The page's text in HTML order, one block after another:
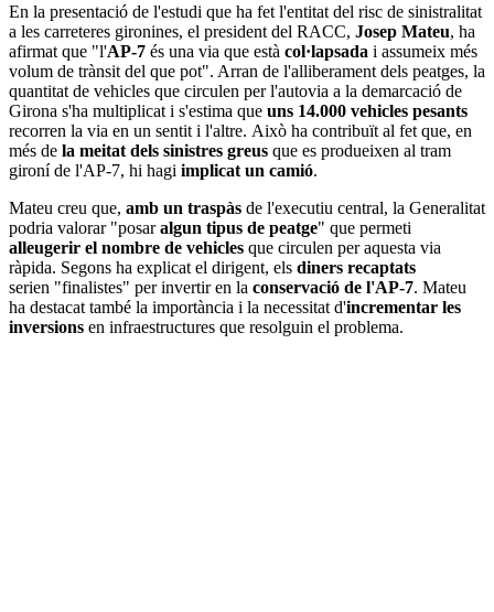
En la presentació de l'estudi que ha fet l'entitat del risc de sinistralitat
a les carreteres gironines, el president del RACC, Josep Mateu, ha
afirmat que "l'AP-7 és una via que està col·lapsada i assumeix més
volum de trànsit del que pot". Arran de l'alliberament dels peatges, la
quantitat de vehicles que circulen per l'autovia a la demarcació de
Girona s'ha multiplicat i s'estima que uns 14.000 vehicles pesants
recorren la via en un sentit i l'altre. Això ha contribuït al fet que, en
més de la meitat dels sinistres greus que es produeixen al tram
gironí de l'AP-7, hi hagi implicat un camió.
Mateu creu que, amb un traspàs de l'executiu central, la Generalitat
podria valorar "posaralgun tipus de peatge" que permeti
alleugerir el nombre de vehicles que circulen per aquesta via
ràpida. Segons ha explicat el dirigent, els diners recaptats
serien "finalistes" per invertir en la conservació de l'AP-7. Mateu
ha destacat també la importància i la necessitat d'incrementar les
inversions en infraestructures que resolguin el problema.